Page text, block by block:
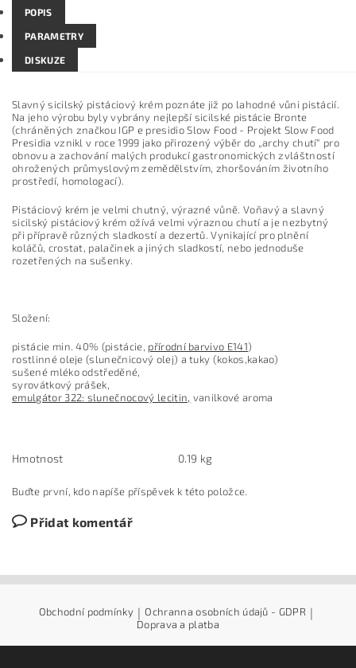
POPIS
PARAMETRY
DISKUZE
Slavný sicilský pistáciový krém poznáte již po lahodné vůni pistácií.
Na jeho výrobu byly vybrány nejlepší sicilské pistácie Bronte
(chráněných značkou IGP e presidio Slow Food - Projekt Slow Food
Presidia vznikl v roce 1999 jako přirozený výběr do „archy chutí“ pro
obnovu a zachování malých produkcí gastronomických zvláštností
ohrožených průmyslovým zemědělstvím, zhoršováním životního
prostředí, homologací).
Pistáciový krém je velmi chutný, výrazné vůně. Voňavý a slavný
sicilský pistáciový krém ožívá velmi výraznou chutí a je nezbytný
při přípravě různých sladkostí a dezertů. Vynikající pro plnění
koláčů, crostat, palačinek a jiných sladkostí, nebo jednoduše
rozetřených na sušenky.
Složení:
pistácie min. 40% (pistácie, přírodní barvivo E141)
rostlinné oleje (slunečnicový olej) a tuky (kokos,kakao)
sušené mléko odstředěné,
syrovátkový prášek,
emulgátor 322: slunečnocový lecitin, vanilkové aroma
Hmotnost 0.19 kg
Buďte první, kdo napíše příspěvek k této položce.
Přidat komentář
Obchodní podmínky | Ochranna osobních údajů - GDPR |
Doprava a platba